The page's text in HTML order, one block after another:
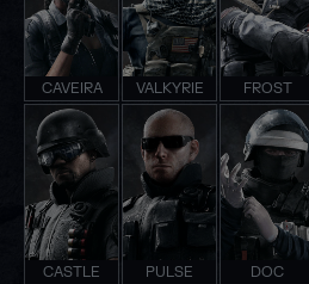
CAVEIRA VALKYRIE FROST
CASTLE PULSE DOC